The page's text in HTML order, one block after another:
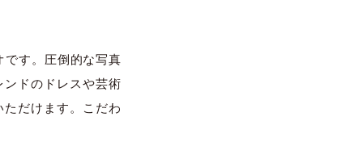
す。圧倒的な写真
ドのドレスや芸術
だけます。こだわ